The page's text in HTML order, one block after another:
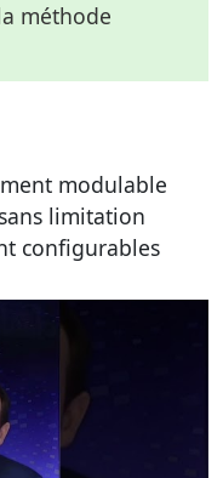
méthode
modulable
limitation
configurables